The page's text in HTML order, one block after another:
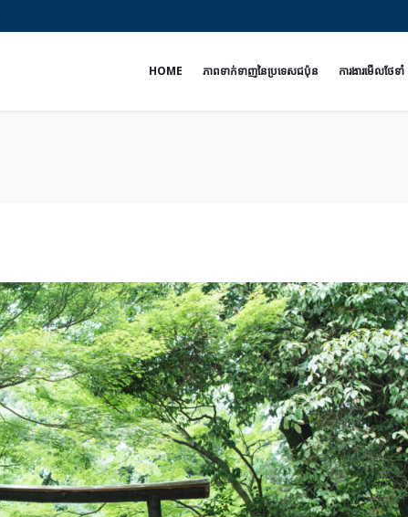
HOME ភាពទាក់ទាញនៃប្រទេសជប៉ុន ការងារមើលថែទាំ